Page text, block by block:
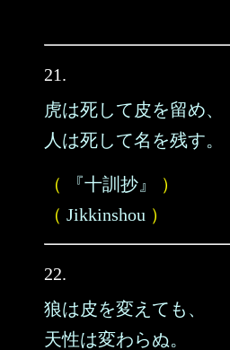
21.
虎は死して皮を留め、
人は死して名を残す。
（ 『十訓抄』
）
（ Jikkinshou ）
22.
狼は皮を変えても、
天性は変わらぬ。